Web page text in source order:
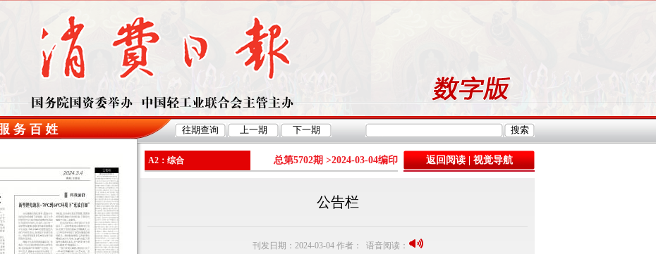
A2：综合 总第5702期 >2024-03-04编印 返回阅读|视觉导航
公告栏
刊发日期：2024-03-04 作者： 语音阅读：